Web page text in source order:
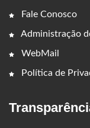
Fale Conosco
Administração
WebMail
Política de